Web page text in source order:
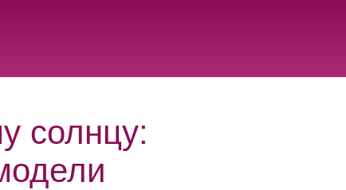
солнцу: